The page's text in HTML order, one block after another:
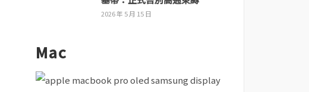
2026 年 5 月 15 日
Mac